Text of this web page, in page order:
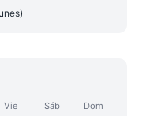
Vie Sáb Dom